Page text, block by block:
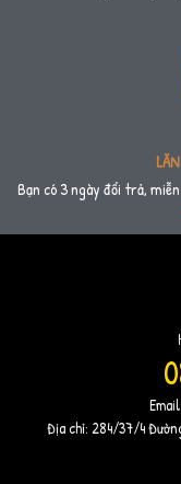
Bạn có 3 ngày đổi trả,
Email:
Địa chỉ: 284/37/4